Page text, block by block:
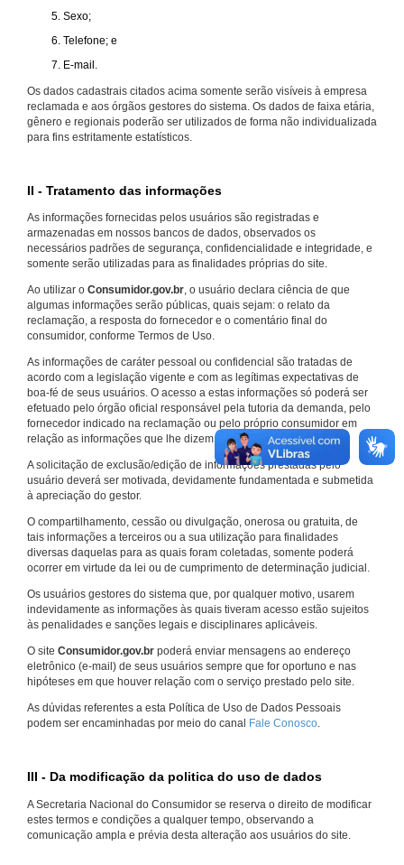
Sexo;
Telefone; e
E-mail.
Os dados cadastrais citados acima somente serão visíveis à empresa
reclamada e aos órgãos gestores do sistema. Os dados de faixa etária,
gênero e regionais poderão ser utilizados de forma não individualizada
para fins estritamente estatísticos.
II - Tratamento das informações
As informações fornecidas pelos usuários são registradas e
armazenadas em nossos bancos de dados, observados os
necessários padrões de segurança, confidencialidade e integridade, e
somente serão utilizadas para as finalidades próprias do site.
Ao utilizar o Consumidor.gov.br, o usuário declara ciência de que
algumas informações serão públicas, quais sejam: o relato da
reclamação, a resposta do fornecedor e o comentário final do
consumidor, conforme Termos de Uso.
As informações de caráter pessoal ou confidencial são tratadas de
acordo com a legislação vigente e com as legítimas expectativas de
boa-fé de seus usuários. O acesso a estas informações só poderá ser
efetuado pelo órgão oficial responsável pela tutoria da demanda, pelo
fornecedor indicado na reclamação ou pelo próprio consumidor em
relação as informações que lhe dizem respeito.
A solicitação de exclusão/edição de informações prestadas pelo
usuário deverá ser motivada, devidamente fundamentada e submetida
à apreciação do gestor.
O compartilhamento, cessão ou divulgação, onerosa ou gratuita, de
tais informações a terceiros ou a sua utilização para finalidades
diversas daquelas para as quais foram coletadas, somente poderá
ocorrer em virtude da lei ou de cumprimento de determinação judicial.
Os usuários gestores do sistema que, por qualquer motivo, usarem
indevidamente as informações às quais tiveram acesso estão sujeitos
às penalidades e sanções legais e disciplinares aplicáveis.
O site Consumidor.gov.br poderá enviar mensagens ao endereço
eletrônico (e-mail) de seus usuários sempre que for oportuno e nas
hipóteses em que houver relação com o serviço prestado pelo site.
As dúvidas referentes a esta Política de Uso de Dados Pessoais
podem ser encaminhadas por meio do canal Fale Conosco.
III - Da modificação da politica do uso de dados
A Secretaria Nacional do Consumidor se reserva o direito de modificar
estes termos e condições a qualquer tempo, observando a
comunicação ampla e prévia desta alteração aos usuários do site.